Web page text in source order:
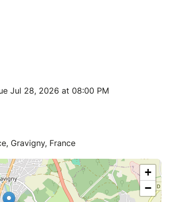
Jul 28, 2026 at 08:00 PM
Gravigny, France
+
−